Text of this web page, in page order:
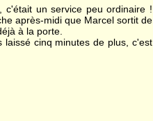
c'était un service peu ordinaire !
après-midi que Marcel sortit de
à la porte.
cinq minutes de plus, c'est